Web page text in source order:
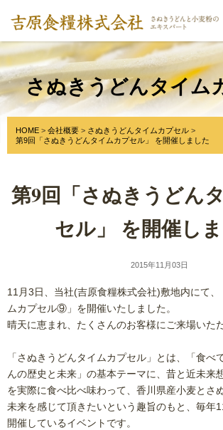
さぬきうどんタイム
HOME 会社概要
さぬきうどんタイムカプセル
第9回「さぬきうどんタイムカプセル」 を開催しました
第9回「さぬきうどん
セル」 を開催し
2015年11月03日
11月3日、当社(吉原食糧株式会社)敷地内にて、
ムカプセル⑨」を開催いたしました。
晴天に恵まれ、たくさんのお客様にご来場いた
「さぬきうどんタイムカプセル」とは、「食べ
んの歴史と未来」の基本テーマに、昔と近未来
を実際に食べ比べ味わって、香川県産小麦とさ
未来を感じて頂きたいという趣旨のもと、毎年
開催しているイベントです。